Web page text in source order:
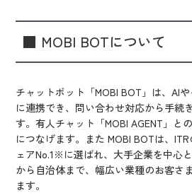
■ MOBI BOTについて
チャットボット「MOBI BOT」は、AI
に連携でき、問い合わせ対応から手続
す。有人チャット「MOBI AGENT」と
につなげます。また MOBI BOTは、
ェアNo.1※に選ばれ、大手企業を中心
から自治体まで、幅広い業種のお客さ
ます。